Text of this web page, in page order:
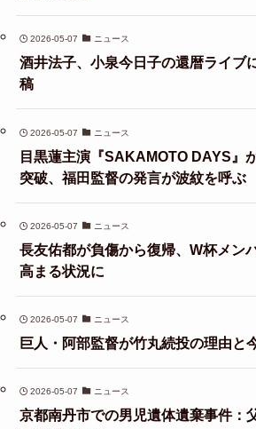
2026-05-07 ニュース
酒井法子、小泉今日子の還暦ライブ
稿
2026-05-07 ニュース
目黒蓮主演『SAKAMOTO DAYS』
突破、福田監督の発言が波紋を呼ぶ
2026-05-07 ニュース
長友佑都が負傷から復帰、W杯メン
高まる状況に
2026-05-07 ニュース
巨人・阿部監督が竹丸続投の理由と
2026-05-07 ニュース
京都南丹市での男児遺体遺棄事件：